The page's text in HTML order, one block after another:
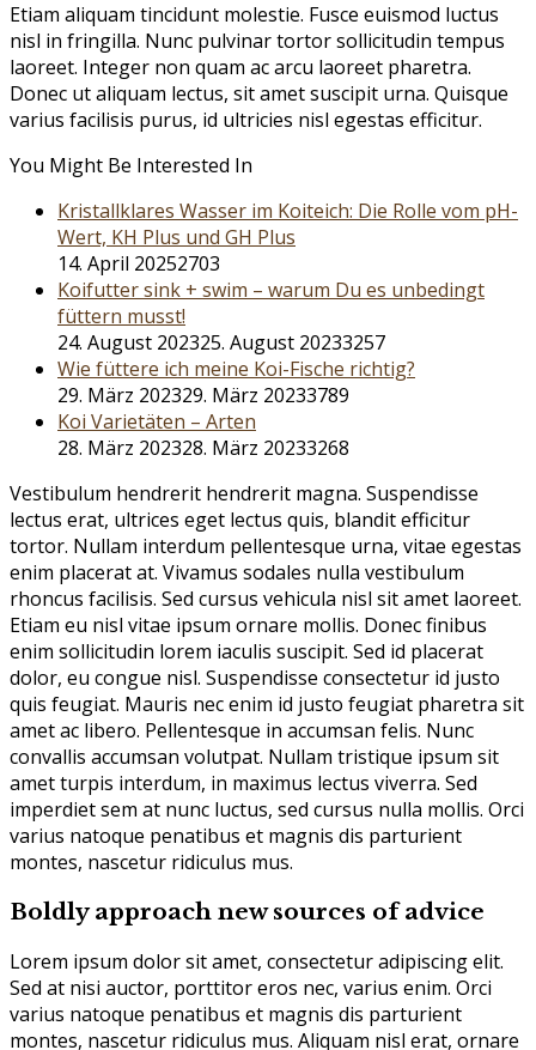
Etiam aliquam tincidunt molestie. Fusce euismod luctus
nisl in fringilla. Nunc pulvinar tortor sollicitudin tempus
laoreet. Integer non quam ac arcu laoreet pharetra.
Donec ut aliquam lectus, sit amet suscipit urna. Quisque
varius facilisis purus, id ultricies nisl egestas efficitur.
You Might Be Interested In
Kristallklares Wasser im Koiteich: Die Rolle vom pH-
Wert, KH Plus und GH Plus
14. April 20252703
Koifutter sink + swim – warum Du es unbedingt
füttern musst!
24. August 202325. August 20233257
Wie füttere ich meine Koi-Fische richtig?
29. März 202329. März 20233789
Koi Varietäten – Arten
28. März 202328. März 20233268
Vestibulum hendrerit hendrerit magna. Suspendisse
lectus erat, ultrices eget lectus quis, blandit efficitur
tortor. Nullam interdum pellentesque urna, vitae egestas
enim placerat at. Vivamus sodales nulla vestibulum
rhoncus facilisis. Sed cursus vehicula nisl sit amet laoreet.
Etiam eu nisl vitae ipsum ornare mollis. Donec finibus
enim sollicitudin lorem iaculis suscipit. Sed id placerat
dolor, eu congue nisl. Suspendisse consectetur id justo
quis feugiat. Mauris nec enim id justo feugiat pharetra sit
amet ac libero. Pellentesque in accumsan felis. Nunc
convallis accumsan volutpat. Nullam tristique ipsum sit
amet turpis interdum, in maximus lectus viverra. Sed
imperdiet sem at nunc luctus, sed cursus nulla mollis. Orci
varius natoque penatibus et magnis dis parturient
montes, nascetur ridiculus mus.
Boldly approach new sources of advice
Lorem ipsum dolor sit amet, consectetur adipiscing elit.
Sed at nisi auctor, porttitor eros nec, varius enim. Orci
varius natoque penatibus et magnis dis parturient
montes, nascetur ridiculus mus. Aliquam nisl erat, ornare